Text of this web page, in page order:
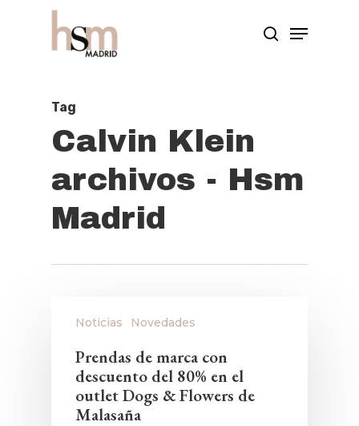
Tag
Calvin Klein
archivos - Hsm
Madrid
Noticias Novedades
Prendas de marca con
descuento del 80% en el
outlet Dogs & Flowers de
Malasaña